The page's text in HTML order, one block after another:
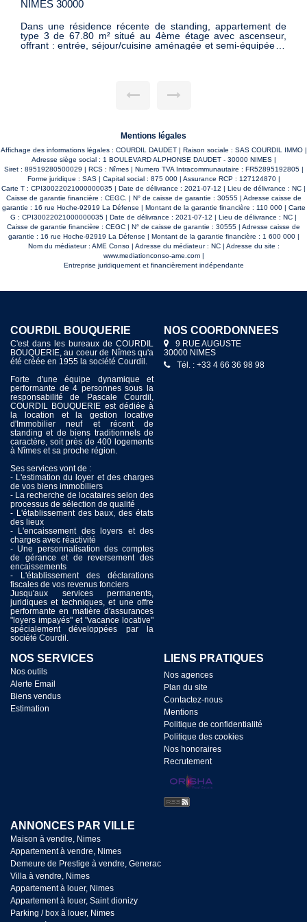
NIMES 30000
Secteur ARÈNES- RUE DE LA CITE FOULC - Charmant P2
Bis, d'environ 56 m², situé au deuxième et dernier étage
sans ascenseur, composés d'un séjour avec poutres
Mentions légales
Affichage des informations légales : COURDIL DAUDET | Raison sociale : SAS COURDIL IMMO |
Adresse siège social : 1 BOULEVARD ALPHONSE DAUDET - 30000 NIMES |
Siret : 89519280500029 | RCS : Nîmes | Numero TVA Intracommunautaire : FR52895192805 |
Forme juridique : SAS | Capital social : 875 000 | Assurance RCP : 127124870 |
Carte T : CPI30022021000000035 | Date de délivrance : 2021-07-12 | Lieu de délivrance : NC |
Caisse de garantie financière : CEGC. | N° de caisse de garantie : 30555 | Adresse caisse de
garantie : 16 rue Hoche-92919 La Défense | Montant de la garantie financière : 110 000 | Carte
G : CPI30022021000000035 | Date de délivrance : 2021-07-12 | Lieu de délivrance : NC |
Caisse de garantie financière : CEGC | N° de caisse de garantie : 30555 | Adresse caisse de
garantie : 16 rue Hoche-92919 La Défense | Montant de la garantie financière : 1 600 000 |
Nom du médiateur : AME Conso | Adresse du médiateur : NC | Adresse du site :
www.mediationconso-ame.com|
Entreprise juridiquement et financièrement indépendante
COURDIL DAUDET
Depuis 1955 la société COURDIL
s’attache à servir au mieux les intérêts
de ses clients en mettant en œuvre
d’offrir un service immobilier de
qualité dans le but de satisfaire ses
mandants.
Spécialisée dans l'immobilier sur
Nîmes et ses environs, nous mettons à
votre entière disposition l’efficacité
reconnue de notre service spécialisé
dans la Transaction immobilière
patrimonial) afin de vous encourager
et vous conseiller dans les démarches
de votre projet immobilier.
Pour la location, sa connaissance du
marché vous permettra de recevoir les
meilleurs conseils et de consulter son
très important catalogue de biens
exclusifs.
Nous nous ferons un plaisir de
répondre à vos questions et de vous
apporter les meilleures solutions pour
mener à bien vos intentions.
NOS COORDONNÉES
1 BOULEVARD ALPHONSE
DAUDET
30000 NIMES
NOS SERVICES
Nos outils
Alerte Email
Biens vendus
Estimation
LIENS PRATIQUES
Nos agences
Plan du site
Contactez-nous
Mentions
Politique de confidentialité
Politique des cookies
Nos honoraires
Recrutement
ANNONCES PAR VILLE
Maison à vendre, Nimes
Appartement à vendre, Nimes
Demeure de Prestige à vendre, Generac
Villa à vendre, Nimes
Appartement à louer, Nimes
Appartement à louer, Saint dionizy
Parking / box à louer, Nimes